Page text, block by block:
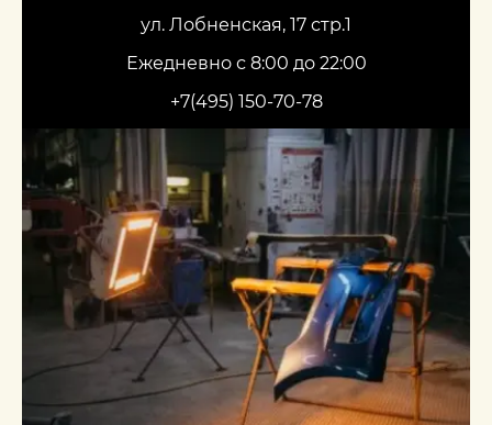
ул. Лобненская, 17 стр.1
Ежедневно с 8:00 до 22:00
+7(495) 150-70-78